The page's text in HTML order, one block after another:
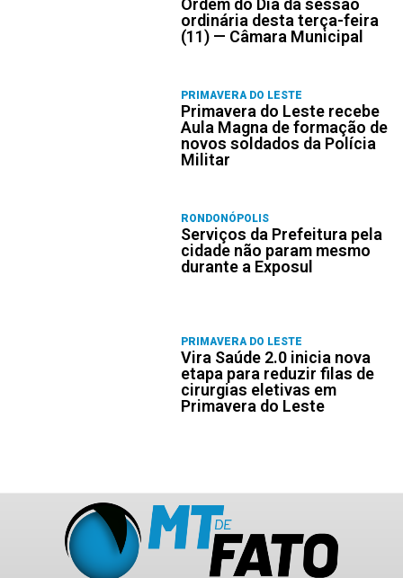
Ordem do Dia da sessão
ordinária desta terça-feira
(11) — Câmara Municipal
PRIMAVERA DO LESTE
Primavera do Leste recebe
Aula Magna de formação de
novos soldados da Polícia
Militar
RONDONÓPOLIS
Serviços da Prefeitura pela
cidade não param mesmo
durante a Exposul
PRIMAVERA DO LESTE
Vira Saúde 2.0 inicia nova
etapa para reduzir filas de
cirurgias eletivas em
Primavera do Leste